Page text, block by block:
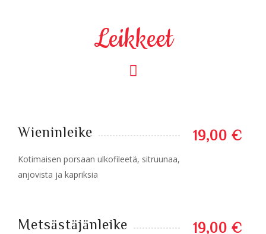
Leikkeet
Wieninleike 19,00 €
Kotimaisen porsaan ulkofileetä, sitruunaa,
anjovista ja kapriksia
Metsästäjänleike 19,00 €